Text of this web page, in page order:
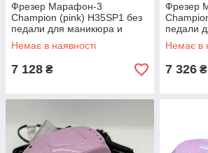
Фрезер Марафон-3
Champion (pink) H35SP1 без
педали для маникюра и
педикюра
Немає в наявності
7 128 ₴
Фрезер
педали
педикюра
Немає в
7 326 ₴